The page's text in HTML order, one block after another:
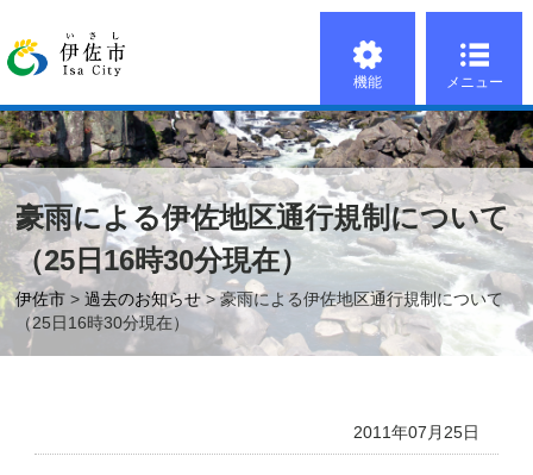
機能 メニュー
豪雨による伊佐地区通行規制について
（25日16時30分現在）
伊佐市 >過去のお知らせ> 豪雨による伊佐地区通行規制について
（25日16時30分現在）
2011年07月25日